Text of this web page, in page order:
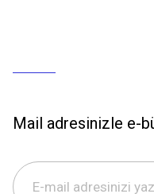
Mail adresinizle e-